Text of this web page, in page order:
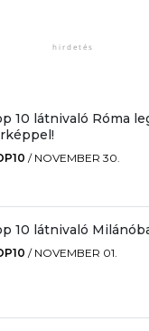
10 látnivaló Róma
/ NOVEMBER 30.
10 látnivaló
/ NOVEMBER 01.